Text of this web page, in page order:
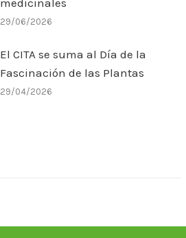
medicinales
29/06/2026
El CITA se suma al Día de la
Fascinación de las Plantas
29/04/2026